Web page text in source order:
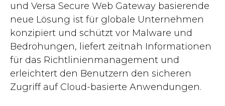
und Versa Secure Web Gateway basierende
neue Lösung ist für globale Unternehmen
konzipiert und schützt vor Malware und
Bedrohungen, liefert zeitnah Informationen
für das Richtlinienmanagement und
erleichtert den Benutzern den sicheren
Zugriff auf Cloud-basierte Anwendungen.